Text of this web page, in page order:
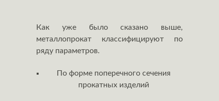
Как уже было сказано выше,
металлопрокат классифицируют по
ряду параметров.
По форме поперечного сечения
прокатных изделий